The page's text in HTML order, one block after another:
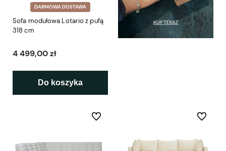
DARMOWA DOSTAWA
Sofa modułowa Lotario z pufą
318 cm
4 499,00 zł
Do koszyka
Do ulubionych Do